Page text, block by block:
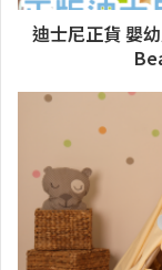
迪士尼正貨 嬰